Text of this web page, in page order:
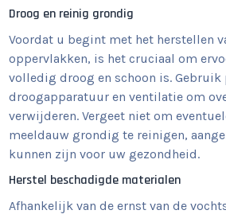
Droog en reinig grondig
Voordat u begint met het herstellen
oppervlakken, is het cruciaal om
volledig droog en schoon is. Gebruik
droogapparatuur en ventilatie om
verwijderen. Vergeet niet om
meeldauw grondig te reinigen,
kunnen zijn voor uw gezondheid.
Herstel beschadigde materialen
Afhankelijk van de ernst van de